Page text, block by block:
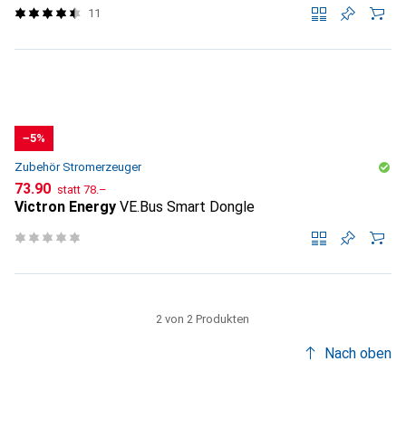
11
−5%
Zubehör Stromerzeuger
CHF
73.90 statt CHF
78.–
Victron Energy VE.Bus Smart Dongle
2 von 2 Produkten
Nach oben